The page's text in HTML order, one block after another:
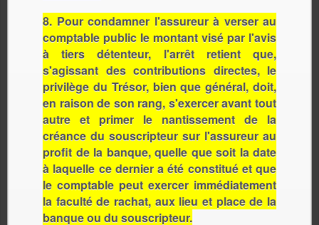
8. Pour condamner l'assureur à verser au
comptable public le montant visé par l'avis
à tiers détenteur, l'arrêt retient que,
s'agissant des contributions directes, le
privilège du Trésor, bien que général, doit,
en raison de son rang, s'exercer avant tout
autre et primer le nantissement de la
créance du souscripteur sur l'assureur au
profit de la banque, quelle que soit la date
à laquelle ce dernier a été constitué et que
le comptable peut exercer immédiatement
la faculté de rachat, aux lieu et place de la
banque ou du souscripteur.